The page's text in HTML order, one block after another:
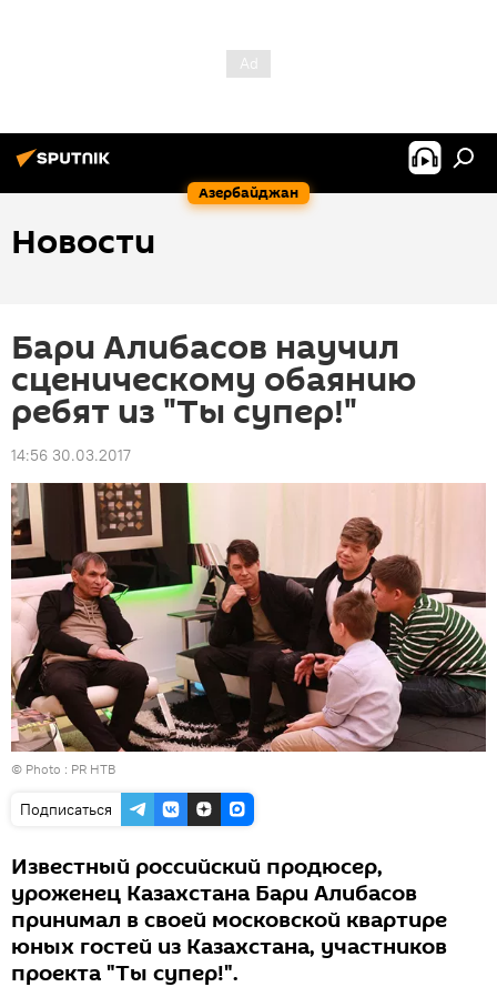
Азербайджан
Новости
Бари Алибасов научил
сценическому обаянию
ребят из "Ты супер!"
14:56 30.03.2017
© Photo : PR НТВ
Подписаться
Известный российский продюсер,
уроженец Казахстана Бари Алибасов
принимал в своей московской квартире
юных гостей из Казахстана, участников
проекта "Ты супер!".